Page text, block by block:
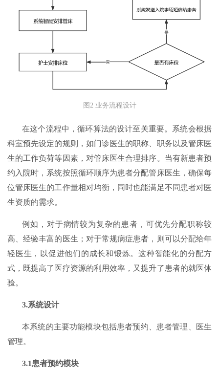
图2 业务流程设计
在这个流程中，循环算法的设计至关重要。系统会根据
科室预先设定的规则，如门诊医生的职称、职务以及管床医
生的工作负荷等因素，对管床医生合理排序。当有新患者预
约入院时，系统按照循环顺序为患者分配管床医生，确保每
位管床医生的工作量相对均衡，同时也能满足不同患者对医
生资质的需求。
例如，对于病情较为复杂的患者，可优先分配职称较
高、经验丰富的医生；对于常规病症患者，则可以分配给年
轻医生，以促进他们的成长和锻炼。这种智能化的分配方
式，既提高了医疗资源的利用效率，又提升了患者的就医体
验。
3.系统设计
本系统的主要功能模块包括患者预约、患者管理、医生
管理。
3.1患者预约模块